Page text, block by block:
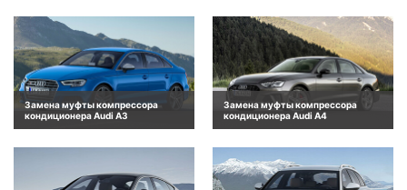
Замена муфты компрессора
кондиционера Audi A3
Замена муфты компрессора
кондиционера Audi A4